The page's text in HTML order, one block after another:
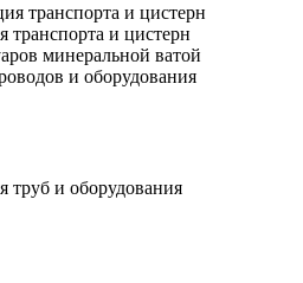
транспорта и цистерн
транспорта и цистерн
минеральной ватой
и оборудования
труб и оборудования